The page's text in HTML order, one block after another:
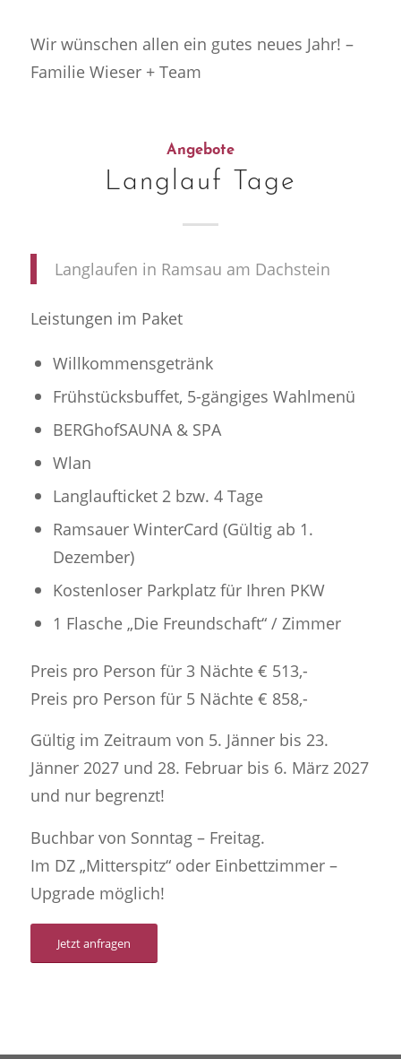
Wir wünschen allen ein gutes neues Jahr! –
Familie Wieser + Team
Angebote
Langlauf Tage
Langlaufen in Ramsau am Dachstein
Leistungen im Paket
Willkommensgetränk
Frühstücksbuffet, 5-gängiges Wahlmenü
BERGhofSAUNA & SPA
Wlan
Langlaufticket 2 bzw. 4 Tage
Ramsauer WinterCard (Gültig ab 1.
Dezember)
Kostenloser Parkplatz für Ihren PKW
1 Flasche „Die Freundschaft“ / Zimmer
Preis pro Person für 3 Nächte € 513,-
Preis pro Person für 5 Nächte € 858,-
Gültig im Zeitraum von 5. Jänner bis 23.
Jänner 2027 und 28. Februar bis 6. März 2027
und nur begrenzt!
Buchbar von Sonntag – Freitag.
Im DZ „Mitterspitz“ oder Einbettzimmer –
Upgrade möglich!
Jetzt anfragen